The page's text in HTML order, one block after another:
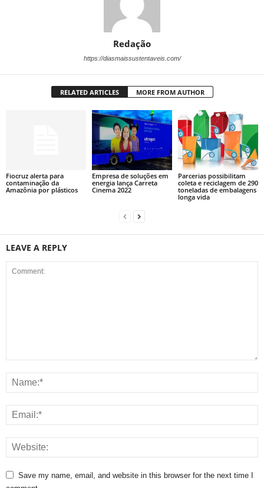
Redação
https://diasmaissustentaveis.com/
RELATED ARTICLES MORE FROM AUTHOR
Fiocruz alerta para
contaminação da
Amazônia por plásticos
Empresa de soluções em
energia lança Carreta
Cinema 2022
Parcerias possibilitam
coleta e reciclagem de 290
toneladas de embalagens
longa vida
LEAVE A REPLY
Save my name, email, and website in this browser for the next time I